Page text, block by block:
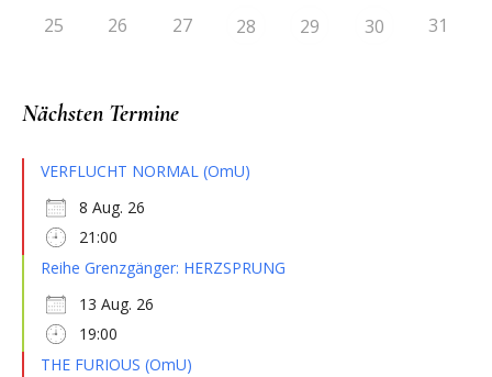
25 26 27 28 29 30 31
Nächsten Termine
VERFLUCHT NORMAL (OmU)
8 Aug. 26
21:00
Reihe Grenzgänger: HERZSPRUNG
13 Aug. 26
19:00
THE FURIOUS (OmU)